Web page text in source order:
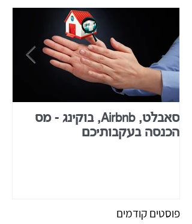
סאבלט, Airbnb, בוקינג - מס
הכנסה בעקבותיכם
פוסטים קודמים